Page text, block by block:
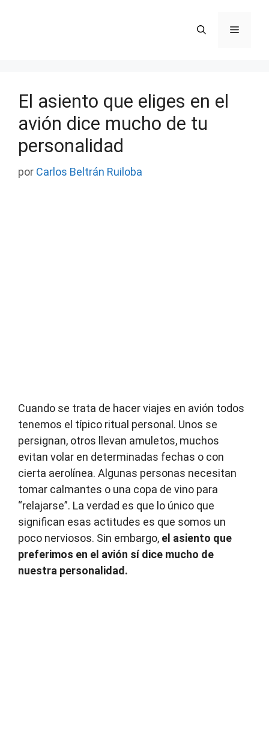
Menú
El asiento que eliges en el
avión dice mucho de tu
personalidad
por Carlos Beltrán Ruiloba
Cuando se trata de hacer viajes en avión todos
tenemos el típico ritual personal. Unos se
persignan, otros llevan amuletos, muchos
evitan volar en determinadas fechas o con
cierta aerolínea. Algunas personas necesitan
tomar calmantes o una copa de vino para
“relajarse”. La verdad es que lo único que
significan esas actitudes es que somos un
poco nerviosos. Sin embargo, el asiento que
preferimos en el avión sí dice mucho de
nuestra personalidad.